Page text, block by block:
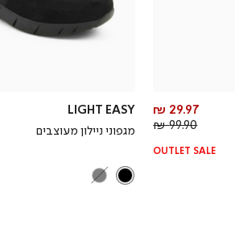
מחיר
מוצר
29.97 ₪
מחיר
99.90 ₪
OUTLET SALE
LIGHT EASY
מגפוני ניילון מעוצבים